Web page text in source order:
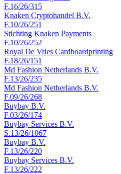
F.16/26/315
Knaken Cryptohandel B.V.
F.10/26/251
Stichting Knaken Payments
F.10/26/252
Royal De Vries Cardboardprinting
F.18/26/151
Md Fashion Netherlands B.V.
F.13/26/235
Md Fashion Netherlands B.V.
F.09/26/268
Buybay B.V.
F.03/26/174
Buybay Services B.V.
S.13/26/1067
Buybay B.V.
F.13/26/220
Buybay Services B.V.
F.13/26/222